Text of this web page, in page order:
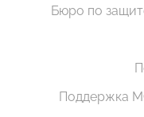
Бюро по
Поддержка